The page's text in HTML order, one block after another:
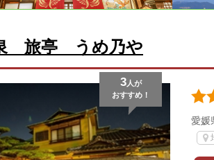
旅亭 うめ乃や
3人が
おすすめ！
愛媛